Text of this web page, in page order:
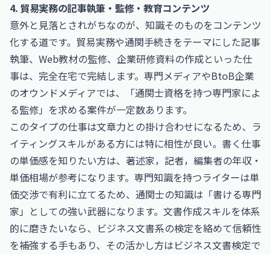
4. 貿易実務の記事執筆・監修・教育コンテンツ
意外と見落とされがちなのが、知識そのものをコンテンツ
化する道です。貿易実務や通関手続きをテーマにした記事
執筆、Web教材の監修、企業研修資料の作成といった仕
事は、完全在宅で完結します。専門メディアやBtoB企業
のオウンドメディアでは、「通関士資格を持つ専門家によ
る監修」を求める案件が一定数あります。
このタイプの仕事は文章力との掛け合わせになるため、ラ
イティングスキルがある方には特に相性が良い。書く仕事
の単価感を知りたい方は、 著述家，記者，編集者の年収・
単価相場が参考になります。専門知識を持つライターは単
価交渉で有利に立てるため、通関士の知識は「書ける専門
家」としての強い武器になります。文書作成スキルを体系
的に磨きたいなら、ビジネス文書系の検定を絡めて信頼性
を補強する手もあり、その活かし方はビジネス文書検定で